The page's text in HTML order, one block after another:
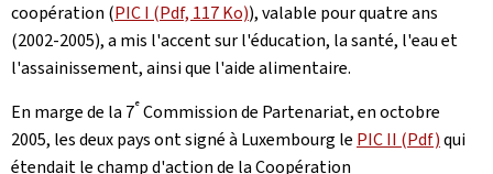
coopération (PIC I (Pdf, 117 Ko)), valable pour quatre ans
(2002-2005), a mis l'accent sur l'éducation, la santé, l'eau et
l'assainissement, ainsi que l'aide alimentaire.
En marge de la 7eCommission de Partenariat, en octobre
2005, les deux pays ont signé à Luxembourg le PIC II (Pdf)qui
étendait le champ d'action de la Coopération